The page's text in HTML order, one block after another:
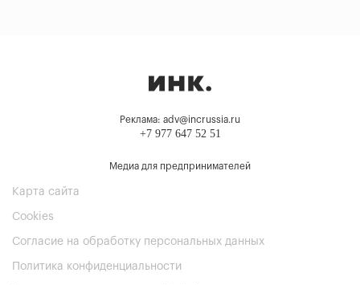
Реклама: adv@incrussia.ru
+7 977 647 52 51
Медиа для предпринимателей
Карта сайта
Cookies
Согласие на обработку персональных данных
Политика конфиденциальности